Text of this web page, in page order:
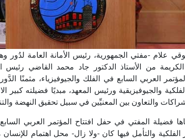
علام -مفتي الجمهورية، رئيس الأمانة العامة لدُور
من الأستاذ الدكتور جاد محمد القاضي رئيس
العربي السابع في الفلك والجيوفيزياء، مثمنًا
والجيوفيزيقية ورئيس المعهد، مبديًا فضيلته كبير
والتعاون بين المعنيِّين في سبيل تحقيق النهضة
فضيلة المفتي في حفل افتتاح المؤتمر العربي
والتأمل فيها كان -ولا زال- محل اهتمام